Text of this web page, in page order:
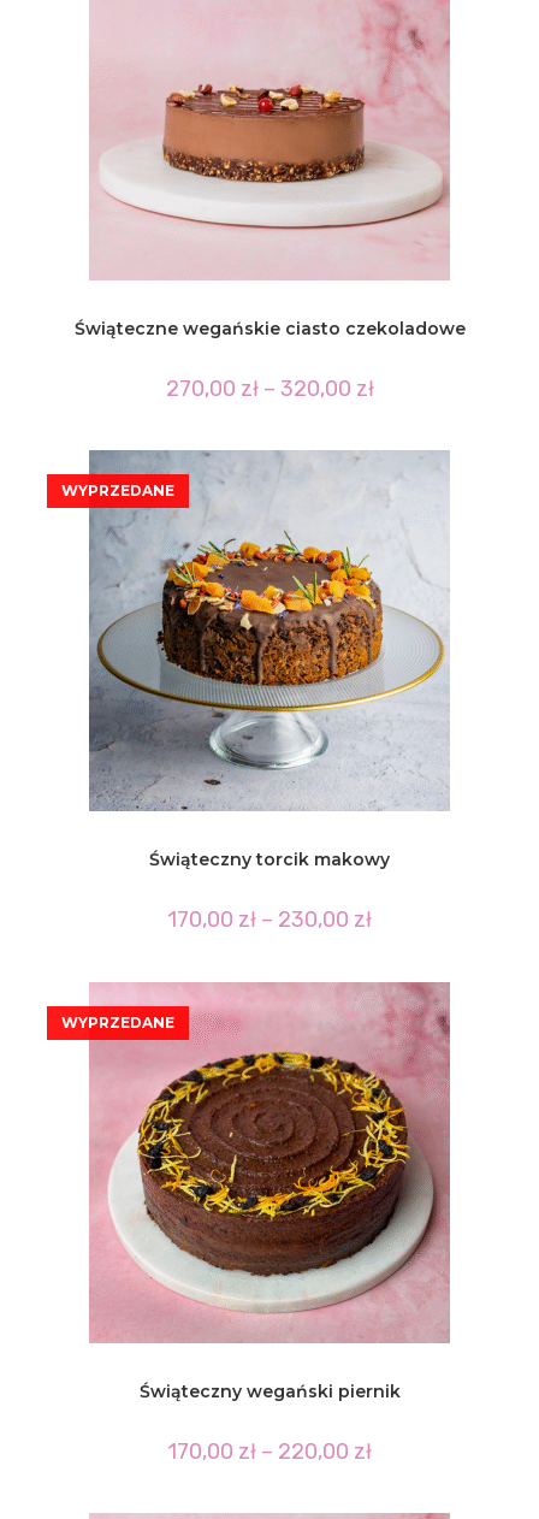
Świąteczne wegańskie ciasto czekoladowe
270,00 zł – 320,00 złZakres
cen:
do
Świąteczny torcik makowy
170,00 zł – 230,00 złZakres
do
230,00 zł
Świąteczny wegański piernik
170,00 zł – 220,00 złZakres
do